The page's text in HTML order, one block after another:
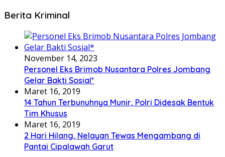
Berita Kriminal
November 14, 2023
Personel Eks Brimob Nusantara Polres Jombang
Gelar Bakti Sosial*
Maret 16, 2019
14 Tahun Terbunuhnya Munir, Polri Didesak Bentuk
Tim Khusus
Maret 16, 2019
2 Hari Hilang, Nelayan Tewas Mengambang di
Pantai Cipalawah Garut